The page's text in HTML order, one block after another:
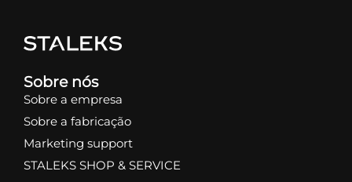
Sobre nós
Sobre a empresa
Sobre a fabricação
Marketing support
STALEKS SHOP & SERVICE